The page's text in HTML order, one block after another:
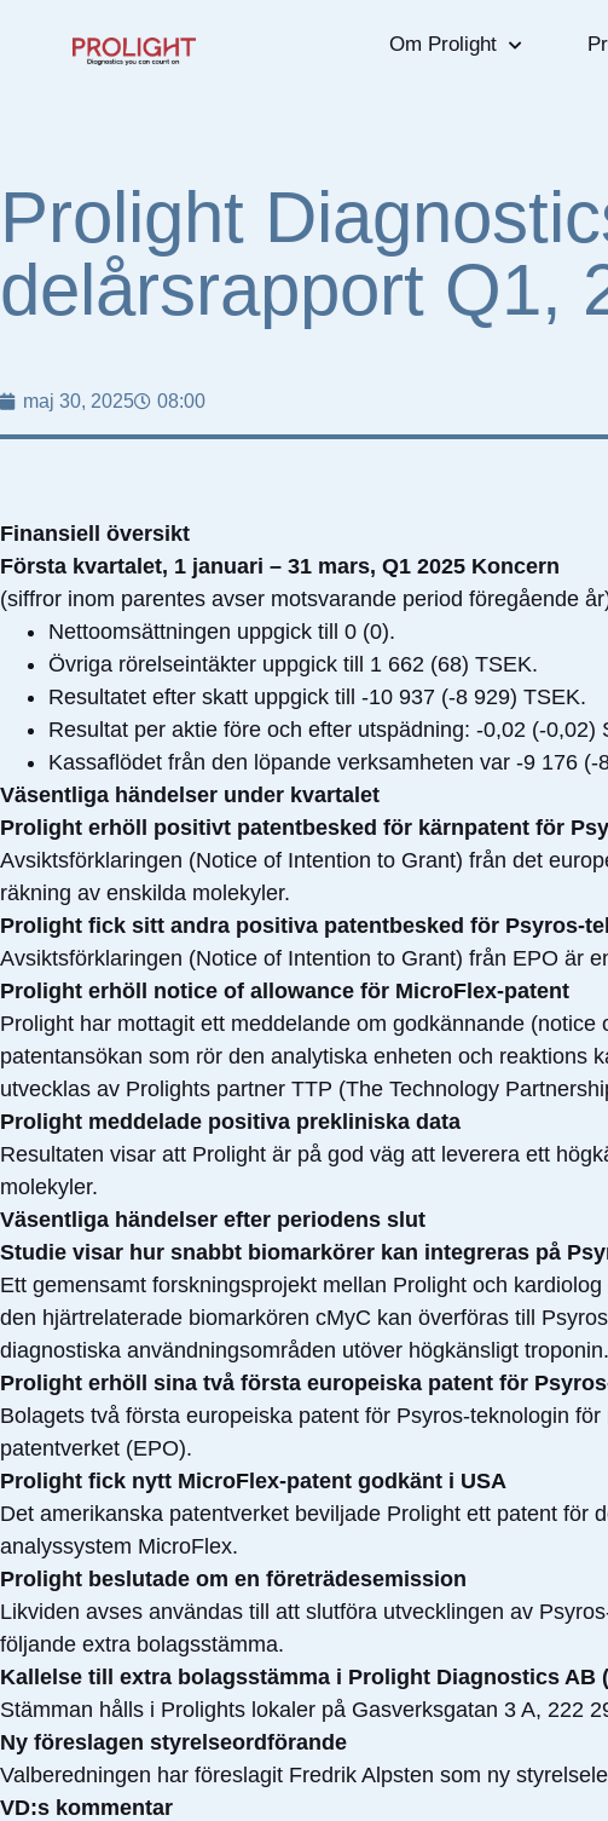
Om Prolight
Prolight
delårsrapport Q1,
maj 30, 2025 08:00
Finansiell översikt
Första kvartalet, 1 januari – 31 mars, Q1 2025 Koncern
(siffror inom parentes avser motsvarande period föregående
Nettoomsättningen uppgick till 0 (0).
Övriga rörelseintäkter uppgick till 1 662 (68) TSEK.
Resultatet efter skatt uppgick till -10 937 (-8 929) TSEK.
Resultat per aktie före och efter utspädning: -0,02 (-0,02)
Kassaflödet från den löpande verksamheten var -9 176 (-
Väsentliga händelser under kvartalet
Prolight erhöll positivt patentbesked för kärnpatent för
Avsiktsförklaringen (Notice of Intention to Grant) från det
räkning av enskilda molekyler.
Prolight fick sitt andra positiva patentbesked för Psyros-
Avsiktsförklaringen (Notice of Intention to Grant) från EPO är
Prolight erhöll notice of allowance för MicroFlex-patent
Prolight har mottagit ett meddelande om godkännande
patentansökan som rör den analytiska enheten och reaktions
utvecklas av Prolights partner TTP (The Technology
Prolight meddelade positiva prekliniska data
Resultaten visar att Prolight är på god väg att leverera ett
molekyler.
Väsentliga händelser efter periodens slut
Studie visar hur snabbt biomarkörer kan integreras på
Ett gemensamt forskningsprojekt mellan Prolight och
den hjärtrelaterade biomarkören cMyC kan överföras till
diagnostiska användningsområden utöver högkänsligt troponin.
Prolight erhöll sina två första europeiska patent för
Bolagets två första europeiska patent för Psyros-teknologin
patentverket (EPO).
Prolight fick nytt MicroFlex-patent godkänt i USA
Det amerikanska patentverket beviljade Prolight ett patent för
analyssystem MicroFlex.
Prolight beslutade om en företrädesemission
Likviden avses användas till att slutföra utvecklingen av
följande extra bolagsstämma.
Kallelse till extra bolagsstämma i Prolight Diagnostics AB
Stämman hålls i Prolights lokaler på Gasverksgatan 3 A, 222
Ny föreslagen styrelseordförande
Valberedningen har föreslagit Fredrik Alpsten som ny
VD:s kommentar